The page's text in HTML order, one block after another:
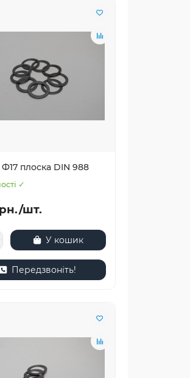
плоска DIN 988
✓
шт.
У кошик
Передзвоніть!